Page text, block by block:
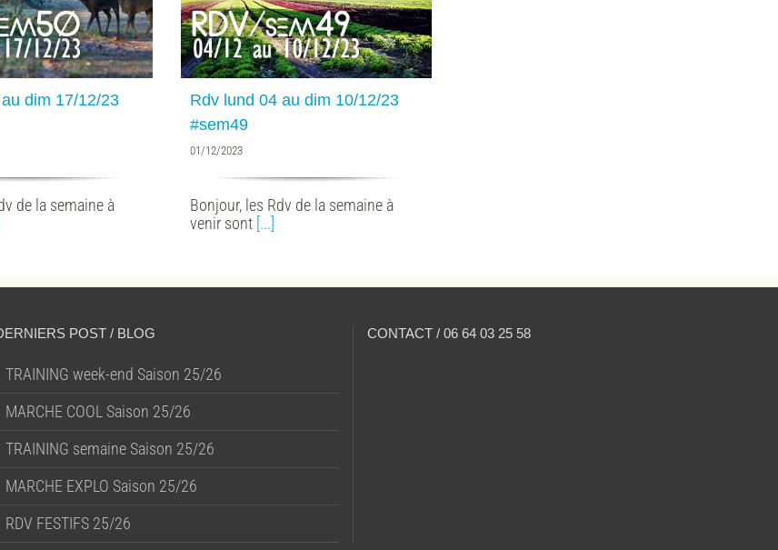
dim 17/12/23
de la semaine à
04 au dim 10/12/23
#sem49
Rdv lund 04 au dim 10/12/23
#sem49
01/12/2023
Bonjour, les Rdv de la semaine à
venir sont [...]
POST / BLOG
TRAINING week-end Saison 25/26
MARCHE COOL Saison 25/26
TRAINING semaine Saison 25/26
MARCHE EXPLO Saison 25/26
RDV FESTIFS 25/26
CONTACT / 06 64 03 25 58